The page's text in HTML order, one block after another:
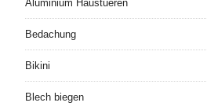
Aluminium Haustueren
Bedachung
Bikini
Blech biegen